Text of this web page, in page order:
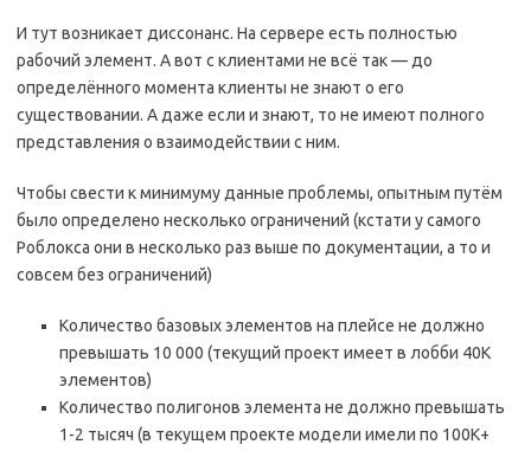
И тут возникает диссонанс. На сервере есть полностью
рабочий элемент. А вот с клиентами не всё так — до
определённого момента клиенты не знают о его
существовании. А даже если и знают, то не имеют полного
представления о взаимодействии с ним.
Чтобы свести к минимуму данные проблемы, опытным путём
было определено несколько ограничений (кстати у самого
Роблокса они в несколько раз выше по документации, а то и
совсем без ограничений)
Количество базовых элементов на плейсе не должно
превышать 10 000 (текущий проект имеет в лобби 40К
элементов)
Количество полигонов элемента не должно превышать
1-2 тысяч (в текущем проекте модели имели по 100К+